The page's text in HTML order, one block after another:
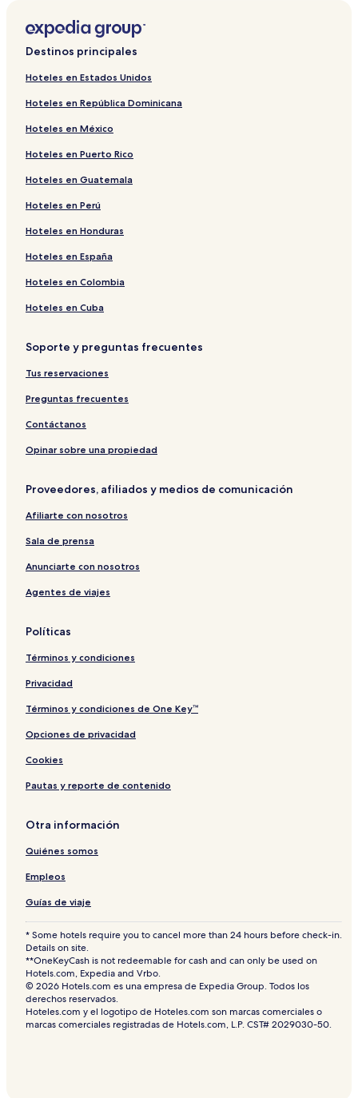
Destinos principales
Hoteles en Estados Unidos
Hoteles en República Dominicana
Hoteles en México
Hoteles en Puerto Rico
Hoteles en Guatemala
Hoteles en Perú
Hoteles en Honduras
Hoteles en España
Hoteles en Colombia
Hoteles en Cuba
Soporte y preguntas frecuentes
Tus reservaciones
Preguntas frecuentes
Contáctanos
Opinar sobre una propiedad
Proveedores, afiliados y medios de comunicación
Afiliarte con nosotros
Sala de prensa
Anunciarte con nosotros
Agentes de viajes
Políticas
Términos y condiciones
Privacidad
Términos y condiciones de One Key™
Opciones de privacidad
Cookies
Pautas y reporte de contenido
Otra información
Quiénes somos
Empleos
Guías de viaje
* Some hotels require you to cancel more than 24 hours before check-in.
Details on site.
**OneKeyCash is not redeemable for cash and can only be used on
Hotels.com, Expedia and Vrbo.
© 2026 Hotels.com es una empresa de Expedia Group. Todos los
derechos reservados.
Hoteles.com y el logotipo de Hoteles.com son marcas comerciales o
marcas comerciales registradas de Hotels.com, L.P. CST# 2029030-50.